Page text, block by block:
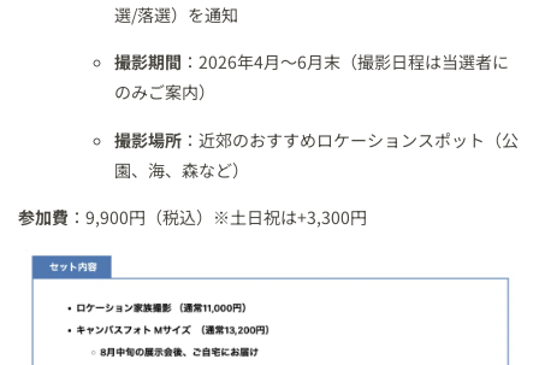
選/落選）を通知
撮影期間 ：2026年4月〜6月末（撮影日程は当選者に
のみご案内）
撮影場所 ：近郊のおすすめロケーションスポット（公
園、海、森など）
参加費 ：9,900円（税込）※土日祝は+3,300円